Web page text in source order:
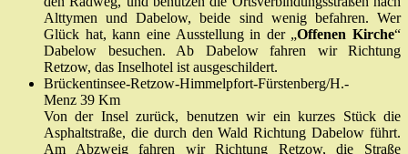
Alttymen und Dabelow, beide sind wenig befahren. Wer
Glück hat, kann eine Ausstellung in der „Offenen Kirche“
Dabelow besuchen. Ab Dabelow fahren wir Richtung
Retzow, das Inselhotel ist ausgeschildert.
Brückentinsee-Retzow-Himmelpfort-Fürstenberg/H.-
Menz 39 Km
Von der Insel zurück, benutzen wir ein kurzes Stück die
Asphaltstraße, die durch den Wald Richtung Dabelow führt.
Am Abzweig fahren wir Richtung Retzow, die Straße